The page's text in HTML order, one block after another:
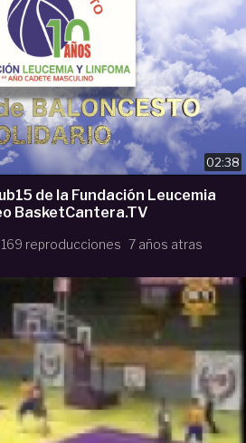
02:38
de la Fundación Leucemia
BasketCantera.TV
169 reproducciones 7 años atras